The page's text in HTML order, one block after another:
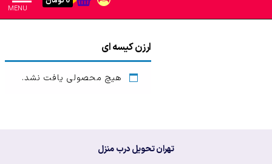
MENU
ارزن کیسه ای
هیچ محصولی یافت نشد.
تهران تحویل درب منزل